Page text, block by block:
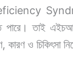
পারে। তাই
ও চিকিৎসা